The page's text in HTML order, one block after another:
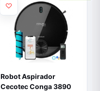
Robot Aspirador
Cecotec Conga 3890